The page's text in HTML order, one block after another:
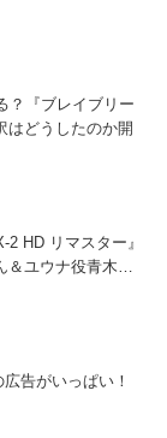
？『ブレイブリー
はどうしたのか開
2 HD リマスター』
＆ユウナ役青木…
告がいっぱい！